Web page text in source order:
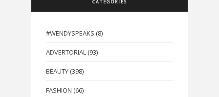
CATEGORIES
#WENDYSPEAKS (8)
ADVERTORIAL (93)
BEAUTY (398)
FASHION (66)